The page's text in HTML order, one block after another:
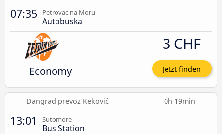
07:35 Petrovac na Moru
Autobuska
Economy
3 CHF
Jetzt finden
Dangrad prevoz Keković 0h 19min
13:01 Sutomore
Bus Station